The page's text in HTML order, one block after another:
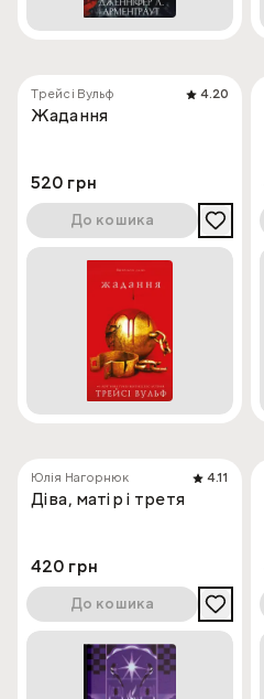
Трейсі Вульф 4.20
Жадання
520 грн
До кошика
Юлія Нагорнюк 4.11
Діва, матір і третя
420 грн
До кошика